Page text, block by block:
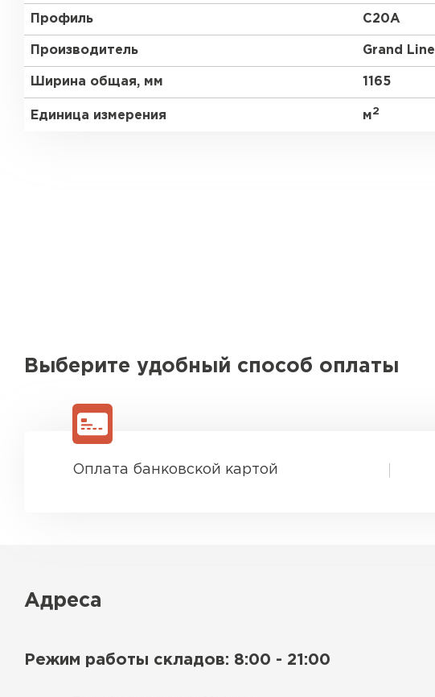
Профиль C20A
Производитель Grand Line
Ширина общая, мм 1165
Единица измерения м2
Выберите удобный способ оплаты
Оплата банковской картой
Адреса
Режим работы складов: 8:00 - 21:00